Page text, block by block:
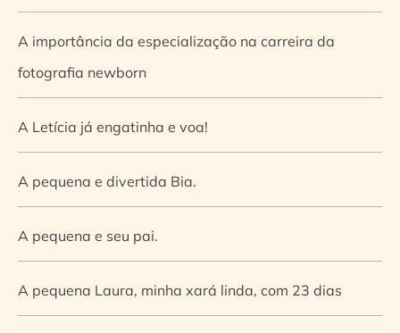
A importância da especialização na carreira da
fotografia newborn
A Letícia já engatinha e voa!
A pequena e divertida Bia.
A pequena e seu pai.
A pequena Laura, minha xará linda, com 23 dias